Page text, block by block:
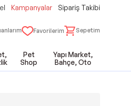
Kampanyalar Sipariş Takibi
Favorilerim Sepetim
Pet
Shop
Yapı Market,
Bahçe, Oto